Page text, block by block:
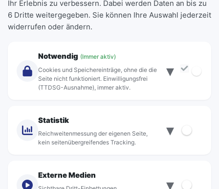
Schülerkarte
Einzeltickets
Abonnements
Über Rebus
Standorte
Ihr Erlebnis zu verbessern. Dabei werden Daten an bis zu
6 Dritte weitergegeben. Sie können Ihre Auswahl jederzeit
widerrufen oder ändern.
Notwendig (Immer aktiv)
Cookies und Speichereinträge, ohne die die
Seite nicht funktioniert. Einwilligungsfrei
(TTDSG-Ausnahme), immer aktiv.
▾
Statistik
Reichweitenmessung der eigenen Seite,
kein seitenübergreifendes Tracking.
▾
Externe Medien
▾